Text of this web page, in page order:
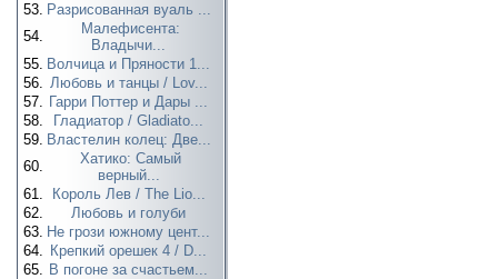
53. Разрисованная вуаль ...
54.
Малефисента:
Владычи...
55. Волчица и Пряности 1...
56. Любовь и танцы / Lov...
57. Гарри Поттер и Дары ...
58.
Гладиатор / Gladiato...
59. Властелин колец: Две...
60.
Хатико: Самый
верный...
61.
Король Лев / The Lio...
62.
Любовь и голуби
63. Не грози южному цент...
64. Крепкий орешек 4 / D...
65. В погоне за счастьем...